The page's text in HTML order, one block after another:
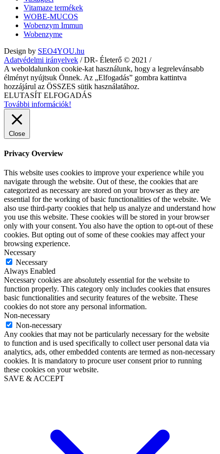
Vitamaze termékek
WOBE-MUCOS
Wobenzym Immun
Wobenzyme
Design by SEO4YOU.hu
Adatvédelmi irányelvek / DR- Életerő © 2021 /
A weboldalunkon cookie-kat használunk, hogy a legrelevánsabb
élményt nyújtsuk Önnek. Az „Elfogadás” gombra kattintva
hozzájárul az ÖSSZES sütik használatához.
ELUTASÍT ELFOGADÁS
További információk!
Close
Privacy Overview
This website uses cookies to improve your experience while you
navigate through the website. Out of these, the cookies that are
categorized as necessary are stored on your browser as they are
essential for the working of basic functionalities of the website. We
also use third-party cookies that help us analyze and understand how
you use this website. These cookies will be stored in your browser
only with your consent. You also have the option to opt-out of these
cookies. But opting out of some of these cookies may affect your
browsing experience.
Necessary
Necessary
Always Enabled
Necessary cookies are absolutely essential for the website to
function properly. This category only includes cookies that ensures
basic functionalities and security features of the website. These
cookies do not store any personal information.
Non-necessary
Non-necessary
Any cookies that may not be particularly necessary for the website
to function and is used specifically to collect user personal data via
analytics, ads, other embedded contents are termed as non-necessary
cookies. It is mandatory to procure user consent prior to running
these cookies on your website.
SAVE & ACCEPT